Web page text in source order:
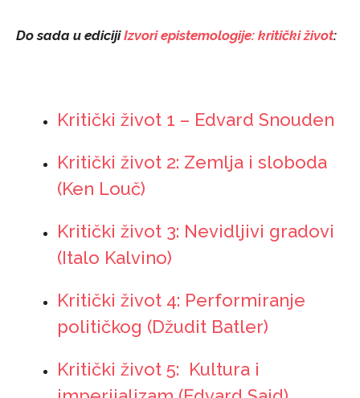
Do sada u ediciji Izvori epistemologije: kritički život:
Kritički život 1 – Edvard Snouden
Kritički život 2: Zemlja i sloboda
(Ken Louč)
Kritički život 3: Nevidljivi gradovi
(Italo Kalvino)
Kritički život 4: Performiranje
političkog (Džudit Batler)
Kritički život 5: Kultura i